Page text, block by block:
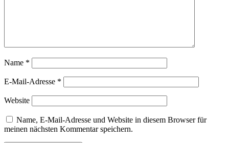
Name *
E-Mail-Adresse *
Website
Name, E-Mail-Adresse und Website in diesem Browser für
meinen nächsten Kommentar speichern.